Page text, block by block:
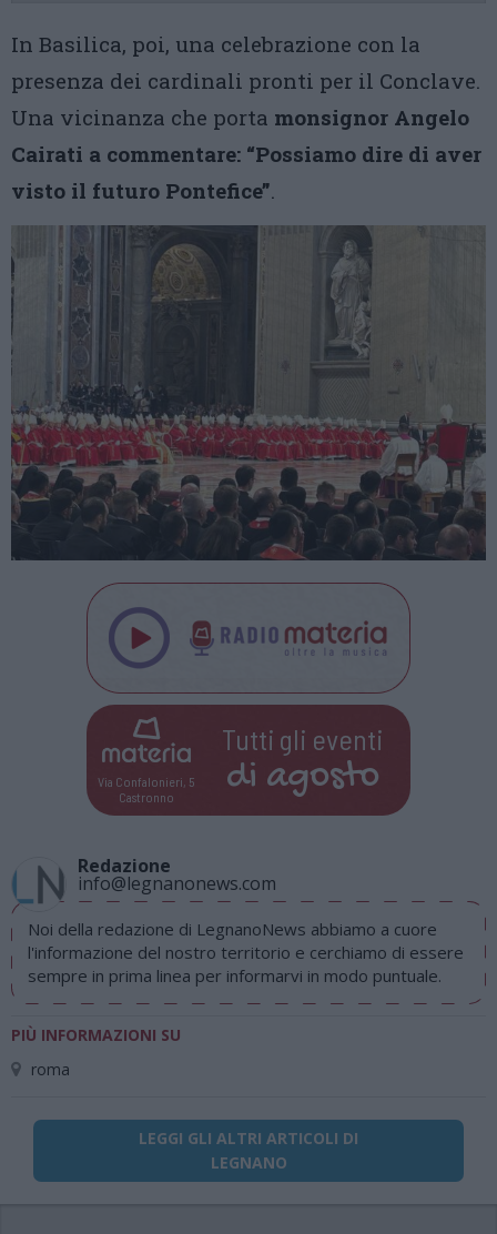
In Basilica, poi, una celebrazione con la
presenza dei cardinali pronti per il Conclave.
Una vicinanza che porta monsignor Angelo
Cairati a commentare: “Possiamo dire di aver
visto il futuro Pontefice”.
Via Confalonieri, 5
Castronno
Tutti gli eventi
di agosto
Redazione
info@legnanonews.com
Noi della redazione di LegnanoNews abbiamo a cuore
l'informazione del nostro territorio e cerchiamo di essere
sempre in prima linea per informarvi in modo puntuale.
PIÙ INFORMAZIONI SU
roma
LEGGI GLI ALTRI ARTICOLI DI
LEGNANO